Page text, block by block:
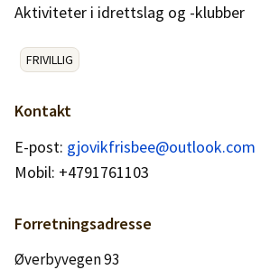
Logg inn
Lag konto
Aktiviteter i idrettslag og -klubber
FRIVILLIG
Kontakt
E-post: gjovikfrisbee@outlook.com
Mobil: +4791761103
Forretningsadresse
Øverbyvegen 93